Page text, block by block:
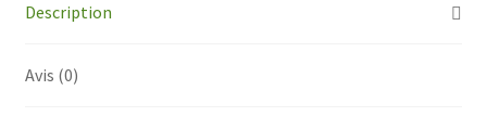
Description
Avis (0)